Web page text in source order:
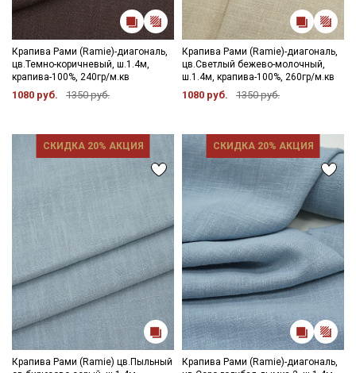
Крапива Рами (Ramie)-диагональ,
цв.Темно-коричневый, ш.1.4м,
крапива-100%, 240гр/м.кв
1080 руб. 1350 руб.
Крапива Рами (Ramie)-диагональ,
цв.Светлый бежево-молочный,
ш.1.4м, крапива-100%, 260гр/м.кв
1080 руб. 1350 руб.
СКИДКА 20% АКЦИЯ
Крапива Рами (Ramie) цв.Пыльный
СКИДКА 20% АКЦИЯ
Крапива Рами (Ramie)-диагональ,